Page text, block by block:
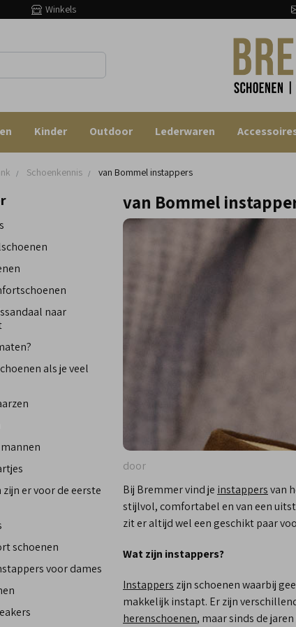
Winkels
Kinder Outdoor Lederwaren
Schoenkennis van Bommel instappers
naar
als je veel
er voor de eerste
schoenen
voor dames
van Bommel
door
Bij Bremmer vind je instappersvan
stijlvol, comfortabel en van een
zit er altijd wel een geschikt paar
Wat zijn instappers?
Instappers zijn schoenen waarbij
makkelijk instapt. Er zijn
herenschoenen, maar sinds de